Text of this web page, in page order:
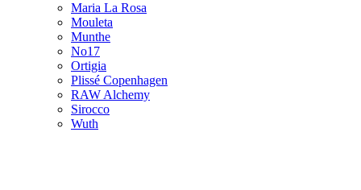
Maria La Rosa
Mouleta
Munthe
No17
Ortigia
Plissé Copenhagen
RAW Alchemy
Sirocco
Wuth